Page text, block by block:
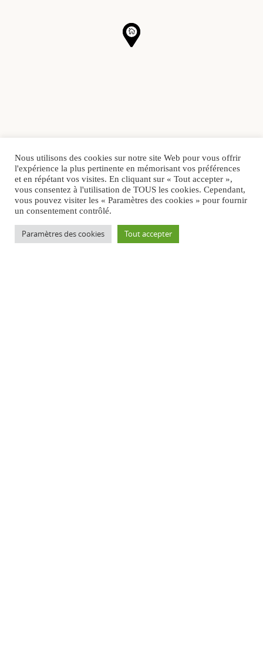
Nous utilisons des cookies sur notre site Web pour vous offrir
l'expérience la plus pertinente en mémorisant vos préférences
et en répétant vos visites. En cliquant sur « Tout accepter »,
vous consentez à l'utilisation de TOUS les cookies. Cependant,
vous pouvez visiter les « Paramètres des cookies » pour fournir
un consentement contrôlé.
Paramètres des cookies Tout accepter